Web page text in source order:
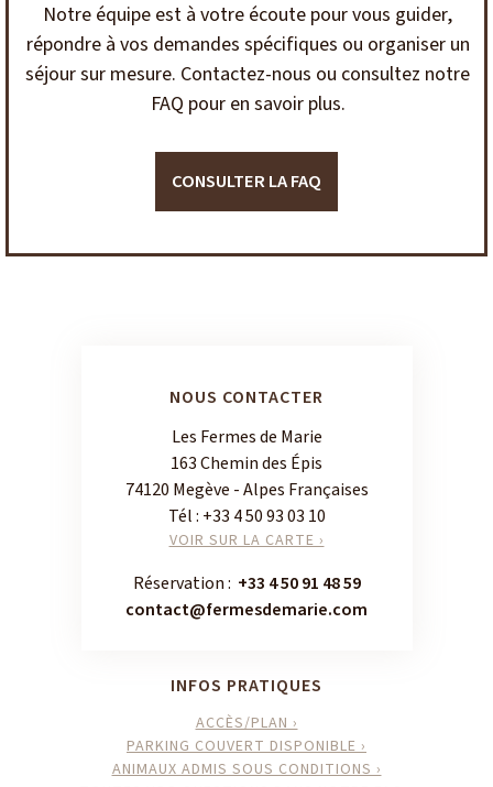
Notre équipe est à votre écoute pour vous guider,
répondre à vos demandes spécifiques ou organiser un
séjour sur mesure. Contactez-nous ou consultez notre
FAQ pour en savoir plus.
CONSULTER LA FAQ
NOUS CONTACTER
Les Fermes de Marie
163 Chemin des Épis
74120 Megève - Alpes Françaises
Tél : +33 4 50 93 03 10
VOIR SUR LA CARTE ›
Réservation : +33 4 50 91 48 59
contact@fermesdemarie.com
INFOS PRATIQUES
ACCÈS/PLAN ›
PARKING COUVERT DISPONIBLE ›
ANIMAUX ADMIS SOUS CONDITIONS ›